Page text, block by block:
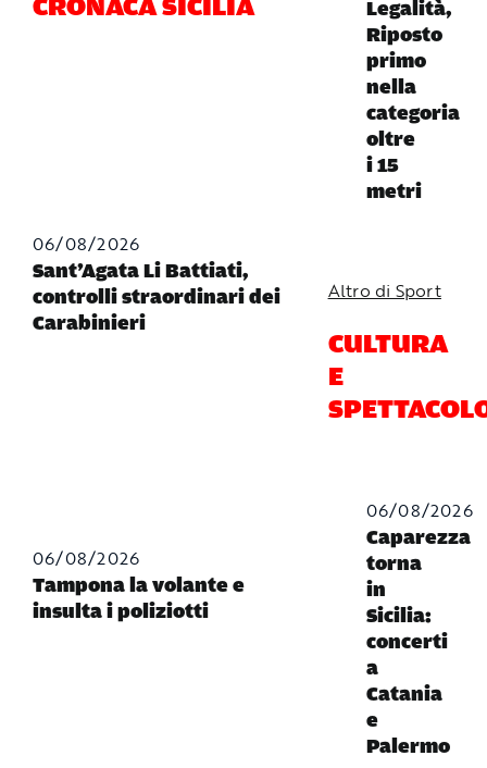
06/08/2026
Sant’Agata Li Battiati,
controlli straordinari dei
Carabinieri
06/08/2026
Tampona la volante e
insulta i poliziotti
Legalità,
Riposto
primo
nella
categoria
oltre
i 15
metri
Altro di Sport
CULTURA
E
06/08/2026
Caparezza
torna
in
Sicilia:
concerti
a
Catania
e
Palermo